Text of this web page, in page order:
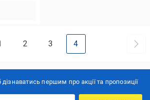
2 3 4
першим про акції та пропозиції